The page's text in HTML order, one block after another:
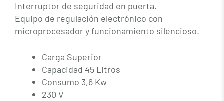
Interruptor de seguridad en puerta.
Equipo de regulación electrónico con
microprocesador y funcionamiento silencioso.
Carga Superior
Capacidad 45 Litros
Consumo 3,6 Kw
230 V